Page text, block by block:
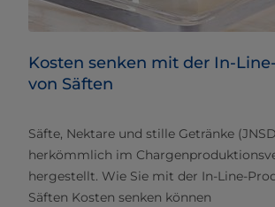
Kosten senken mit der In-
von Säften
Säfte, Nektare und stille Getränke
herkömmlich im
hergestellt. Wie Sie mit der In-Line-
Säften Kosten senken können